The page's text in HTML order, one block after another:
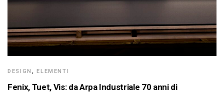
DESIGN ,ELEMENTI
Fenix, Tuet, Vis: da Arpa Industriale 70 anni di